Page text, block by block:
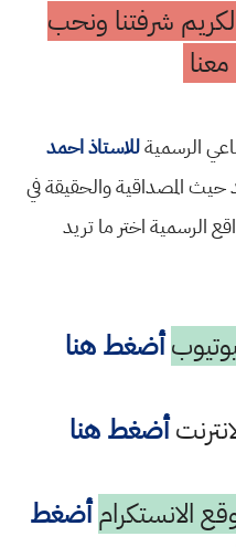
شرفتنا ونحب
الرسميةللاستاذ احمد
حيث المصداقية والحقيقة في
الرسمية اختر ما تريد
أضغط هنا
أضغط هنا
الانستكرام أضغط